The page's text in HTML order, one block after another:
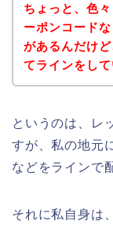
ちょっと、色
ーポンコード
があるんだけ
てラインをし
というのは、レ
すが、私の地元
などをラインで
それに私自身は